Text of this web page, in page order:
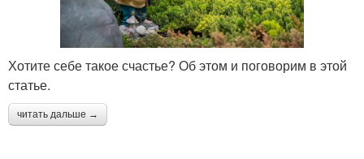
Хотите себе такое счастье? Об этом и поговорим в этой
статье.
читать дальше →